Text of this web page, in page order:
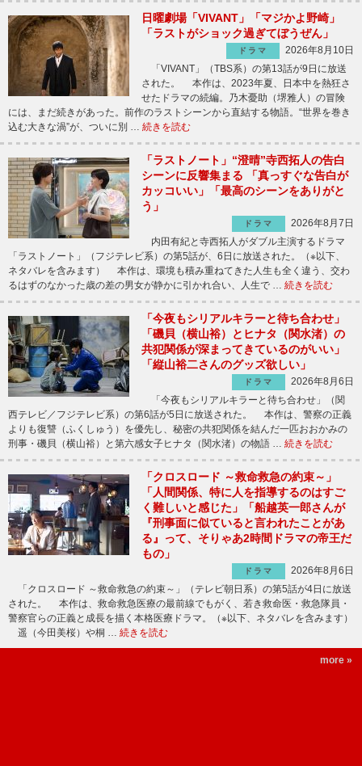
日曜劇場「VIVANT」「マジかよ野崎」
「ラストがショック過ぎてぼうぜん」
ドラマ
2026年8月10日
「VIVANT」（TBS系）の第13話が9日に放送
された。 本作は、2023年夏、日本中を熱狂さ
せたドラマの続編。乃木憂助（堺雅人）の冒険
には、まだ続きがあった。前作のラストシーンから直結する物語。“世界を巻き
込む大きな渦”が、ついに別 … 続きを読む
「ラストノート」“澄晴”寺西拓人の告白
シーンに反響集まる 「真っすぐな告白が
カッコいい」「最高のシーンをありがと
う」
ドラマ
2026年8月7日
内田有紀と寺西拓人がダブル主演するドラマ
「ラストノート」（フジテレビ系）の第5話が、6日に放送された。（※以下、
ネタバレを含みます） 本作は、環境も積み重ねてきた人生も全く違う、交わ
るはずのなかった歳の差の男女が静かに引かれ合い、人生で … 続きを読む
「今夜もシリアルキラーと待ち合わせ」
「磯貝（横山裕）とヒナタ（関水渚）の
共犯関係が深まってきているのがいい」
「縦山裕二さんのグッズ欲しい」
ドラマ
2026年8月6日
「今夜もシリアルキラーと待ち合わせ」（関
西テレビ／フジテレビ系）の第6話が5日に放送された。 本作は、警察の正義
よりも復讐（ふくしゅう）を優先し、秘密の共犯関係を結んだ一匹おおかみの
刑事・磯貝（横山裕）と第六感女子ヒナタ（関水渚）の物語 … 続きを読む
「クロスロード ～救命救急の約束～」
「人間関係、特に人を指導するのはすご
く難しいと感じた」「船越英一郎さんが
『刑事面に似ていると言われたことがあ
る』って、そりゃあ2時間ドラマの帝王だ
もの」
ドラマ
2026年8月6日
「クロスロード ～救命救急の約束～」（テレビ朝日系）の第5話が4日に放送
された。 本作は、救命救急医療の最前線でもがく、若き救命医・救急隊員・
警察官らの正義と成長を描く本格医療ドラマ。（※以下、ネタバレを含みます）
遥（今田美桜）や桐 … 続きを読む
more »